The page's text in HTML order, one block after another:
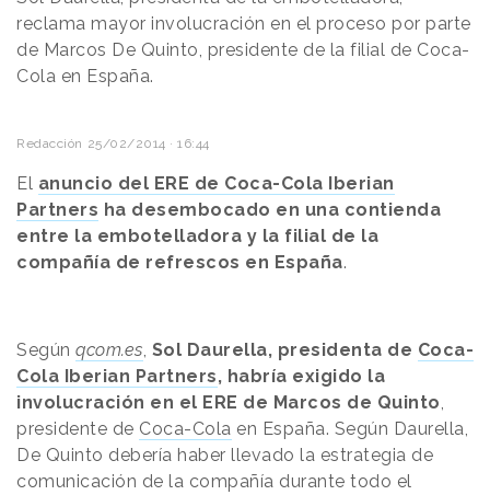
reclama mayor involucración en el proceso por parte
de Marcos De Quinto, presidente de la filial de Coca-
Cola en España.
Redacción 25/02/2014 · 16:44
El anuncio del ERE de Coca-Cola Iberian
Partners ha desembocado en una contienda
entre la embotelladora y la filial de la
compañía de refrescos en España.
Según qcom.es Sol Daurella, presidenta de Coca-
Cola Iberian Partners, habría exigido la
involucración en el ERE de Marcos de Quinto
presidente de Coca-Cola en España. Según Daurella,
De Quinto debería haber llevado la estrategia de
comunicación de la compañía durante todo el